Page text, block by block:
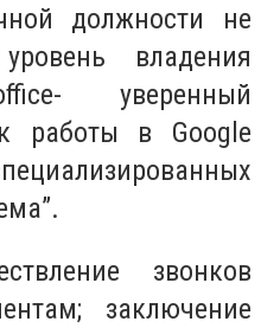
должности не
владения
уверенный
работы в Google
звонков
заключение